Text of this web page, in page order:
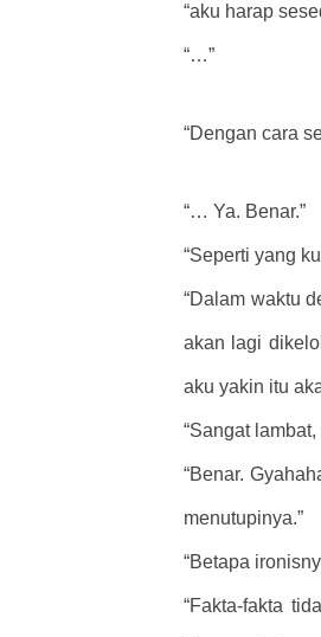
“aku harap
“…”
“Dengan cara
“… Ya. Benar.”
“Seperti yang
“Dalam waktu
akan lagi
aku yakin itu
“Sangat
“Benar.
menutupinya.”
“Betapa
“Fakta-fakta